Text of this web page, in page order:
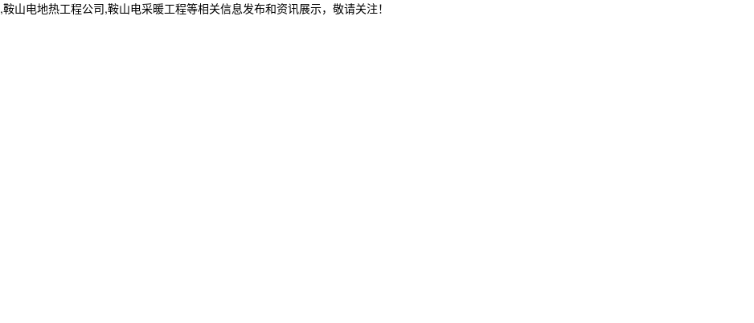
,鞍山电地热工程公司,鞍山电采暖工程等相关信息发布和资讯展示，敬请关注！